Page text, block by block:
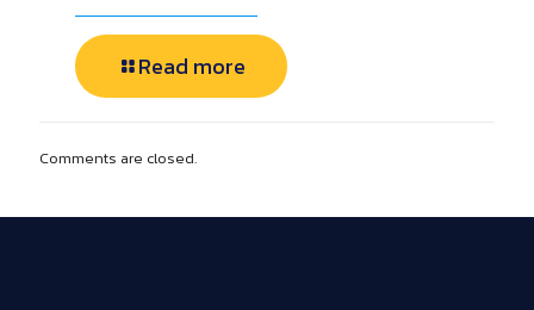
Read more
Comments are closed.